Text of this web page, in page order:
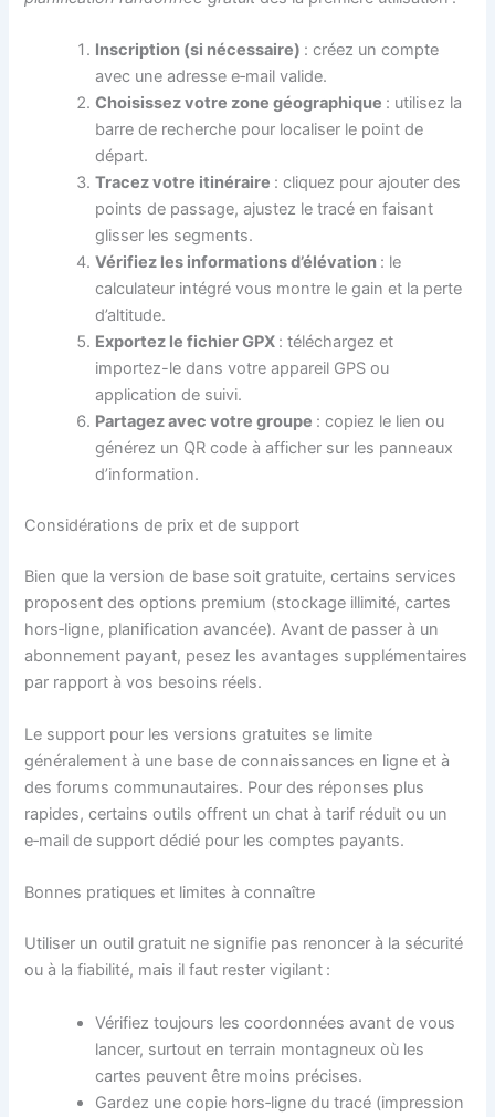
Inscription (si nécessaire) : créez un compte
avec une adresse e‑mail valide.
Choisissez votre zone géographique : utilisez la
barre de recherche pour localiser le point de
départ.
Tracez votre itinéraire : cliquez pour ajouter des
points de passage, ajustez le tracé en faisant
glisser les segments.
Vérifiez les informations d’élévation : le
calculateur intégré vous montre le gain et la perte
d’altitude.
Exportez le fichier GPX : téléchargez et
importez-le dans votre appareil GPS ou
application de suivi.
Partagez avec votre groupe : copiez le lien ou
générez un QR code à afficher sur les panneaux
d’information.
Considérations de prix et de support
Bien que la version de base soit gratuite, certains services
proposent des options premium (stockage illimité, cartes
hors‑ligne, planification avancée). Avant de passer à un
abonnement payant, pesez les avantages supplémentaires
par rapport à vos besoins réels.
Le support pour les versions gratuites se limite
généralement à une base de connaissances en ligne et à
des forums communautaires. Pour des réponses plus
rapides, certains outils offrent un chat à tarif réduit ou un
e‑mail de support dédié pour les comptes payants.
Bonnes pratiques et limites à connaître
Utiliser un outil gratuit ne signifie pas renoncer à la sécurité
ou à la fiabilité, mais il faut rester vigilant :
Vérifiez toujours les coordonnées avant de vous
lancer, surtout en terrain montagneux où les
cartes peuvent être moins précises.
Gardez une copie hors‑ligne du tracé (impression